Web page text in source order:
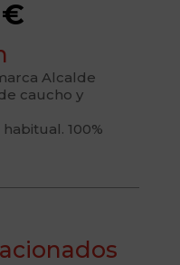
€El
actual
es:
Alcalde
caucho y
100%